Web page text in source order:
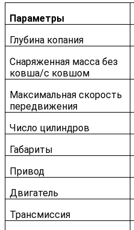
Параметры
Глубина копания
Снаряженная масса без
ковша/с ковшом
Максимальная скорость
передвижения
Число цилиндров
Габариты
Привод
Двигатель
Трансмиссия